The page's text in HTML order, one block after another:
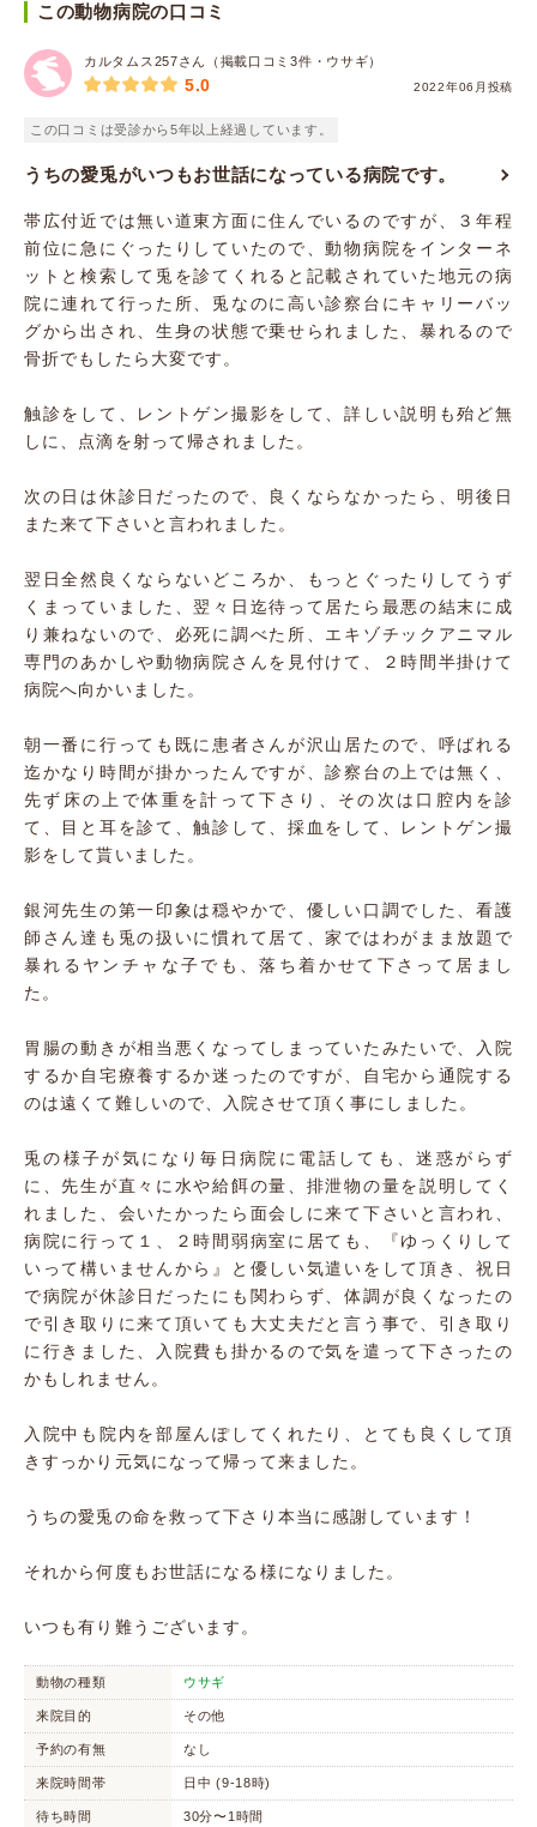
この動物病院の口コミ
カルタムス257さん（掲載口コミ3件・ウサギ）
2022年06月投稿
5.0
この口コミは受診から5年以上経過しています。
うちの愛兎がいつもお世話になっている病院です。
帯広付近では無い道東方面に住んでいるのですが、３年程
前位に急にぐったりしていたので、動物病院をインターネ
ットと検索して兎を診てくれると記載されていた地元の病
院に連れて行った所、兎なのに高い診察台にキャリーバッ
グから出され、生身の状態で乗せられました、暴れるので
骨折でもしたら大変です。
触診をして、レントゲン撮影をして、詳しい説明も殆ど無
しに、点滴を射って帰されました。
次の日は休診日だったので、良くならなかったら、明後日
また来て下さいと言われました。
翌日全然良くならないどころか、もっとぐったりしてうず
くまっていました、翌々日迄待って居たら最悪の結末に成
り兼ねないので、必死に調べた所、エキゾチックアニマル
専門のあかしや動物病院さんを見付けて、２時間半掛けて
病院へ向かいました。
朝一番に行っても既に患者さんが沢山居たので、呼ばれる
迄かなり時間が掛かったんですが、診察台の上では無く、
先ず床の上で体重を計って下さり、その次は口腔内を診
て、目と耳を診て、触診して、採血をして、レントゲン撮
影をして貰いました。
銀河先生の第一印象は穏やかで、優しい口調でした、看護
師さん達も兎の扱いに慣れて居て、家ではわがまま放題で
暴れるヤンチャな子でも、落ち着かせて下さって居まし
た。
胃腸の動きが相当悪くなってしまっていたみたいで、入院
するか自宅療養するか迷ったのですが、自宅から通院する
のは遠くて難しいので、入院させて頂く事にしました。
兎の様子が気になり毎日病院に電話しても、迷惑がらず
に、先生が直々に水や給餌の量、排泄物の量を説明してく
れました、会いたかったら面会しに来て下さいと言われ、
病院に行って１、２時間弱病室に居ても、『ゆっくりして
いって構いませんから』と優しい気遣いをして頂き、祝日
で病院が休診日だったにも関わらず、体調が良くなったの
で引き取りに来て頂いても大丈夫だと言う事で、引き取り
に行きました、入院費も掛かるので気を遣って下さったの
かもしれません。
入院中も院内を部屋んぽしてくれたり、とても良くして頂
きすっかり元気になって帰って来ました。
うちの愛兎の命を救って下さり本当に感謝しています！
それから何度もお世話になる様になりました。
いつも有り難うございます。
動物の種類 ウサギ
来院目的 その他
予約の有無 なし
来院時間帯 日中 (9-18時)
待ち時間 30分〜1時間